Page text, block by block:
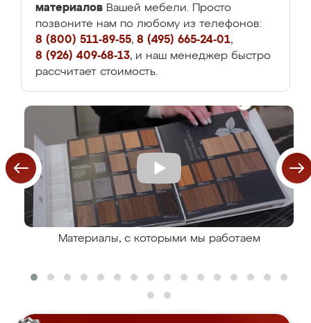
материалов Вашей мебели. Просто
позвоните нам по любому из телефонов:
8 (800) 511-89-55, 8 (495) 665-24-01,
8 (926) 409-68-13, и наш менеджер быстро
рассчитает стоимость.
Материалы, с которыми мы работаем